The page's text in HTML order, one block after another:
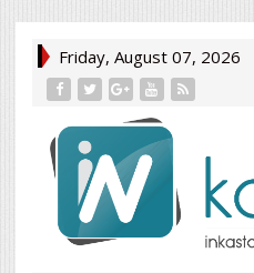
Friday, August 07, 2026